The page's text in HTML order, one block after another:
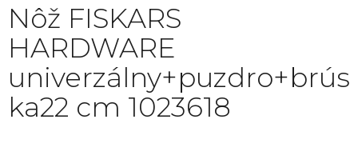
Nôž FISKARS
HARDWARE
univerzálny+puzdro+brús
ka22 cm 1023618